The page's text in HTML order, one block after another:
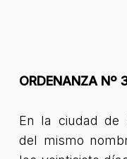
ORDENANZA Nº
En la ciudad de
del mismo